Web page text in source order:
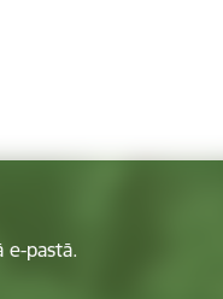
e-pastā.